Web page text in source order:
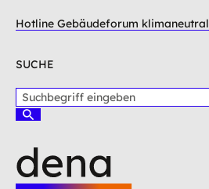
Hotline Gebäudeforum klimaneutral
SUCHE
u
b
e
S
h
e
n